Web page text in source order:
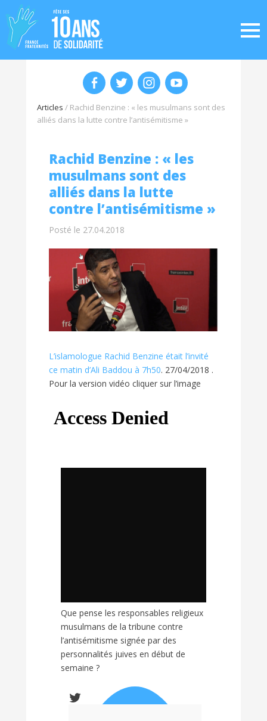
Articles / Rachid Benzine : « les musulmans sont des
alliés dans la lutte contre l’antisémitisme »
Rachid Benzine : « les
musulmans sont des
alliés dans la lutte
contre l’antisémitisme »
Posté le 27.04.2018
L’islamologue Rachid Benzine était l’invité
ce matin d’Ali Baddou à 7h50. 27/04/2018 .
Pour la version vidéo cliquer sur l’image
Que pense les responsables religieux
musulmans de la tribune contre
l’antisémitisme signée par des
personnalités juives en début de
semaine ?